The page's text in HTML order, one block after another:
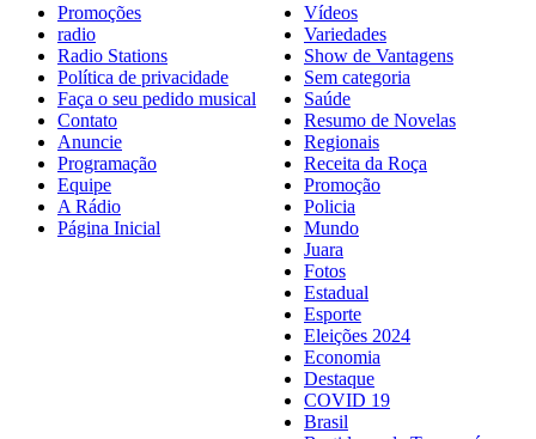
Promoções
radio
Radio Stations
Política de privacidade
Faça o seu pedido musical
Contato
Anuncie
Programação
Equipe
A Rádio
Página Inicial
Vídeos
Variedades
Show de Vantagens
Sem categoria
Saúde
Resumo de Novelas
Regionais
Receita da Roça
Promoção
Policia
Mundo
Juara
Fotos
Estadual
Esporte
Eleições 2024
Economia
Destaque
COVID 19
Brasil